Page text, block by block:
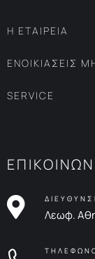
Η ΕΤΑΙΡΕΙΑ
ΕΝΟΙΚΙΑΣΕΙΣ
SERVICE
Λεωφ.